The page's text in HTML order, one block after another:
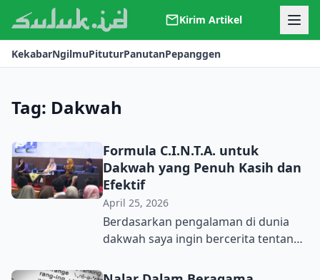
Kirim Artikel
Kerjasama
Kontak
KekabarNgilmuPituturPanutanPepanggen
Tag: Dakwah
Formula C.I.N.T.A. untuk
Dakwah yang Penuh Kasih dan
Efektif
April 25, 2026
Berdasarkan pengalaman di dunia
dakwah saya ingin bercerita tentang
berdakwah. Sebagai jawaban atas